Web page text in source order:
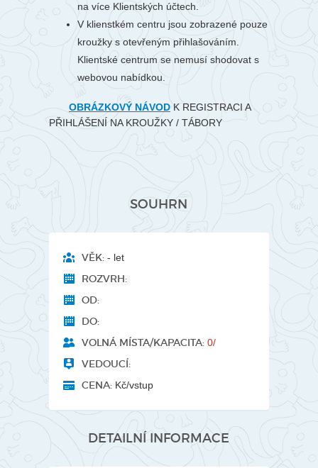
na více Klientských účtech.
V klienstkém centru jsou zobrazené pouze
kroužky s otevřeným přihlašováním.
Klientské centrum se nemusí shodovat s
webovou nabídkou.
OBRÁZKOVÝ NÁVODK REGISTRACI A
PŘIHLÁŠENÍ NA KROUŽKY / TÁBORY
SOUHRN
VĚK: - let
ROZVRH:
OD:
DO:
VOLNÁ MÍSTA/KAPACITA: 0/
VEDOUCÍ:
CENA: Kč/vstup
DETAILNÍ INFORMACE